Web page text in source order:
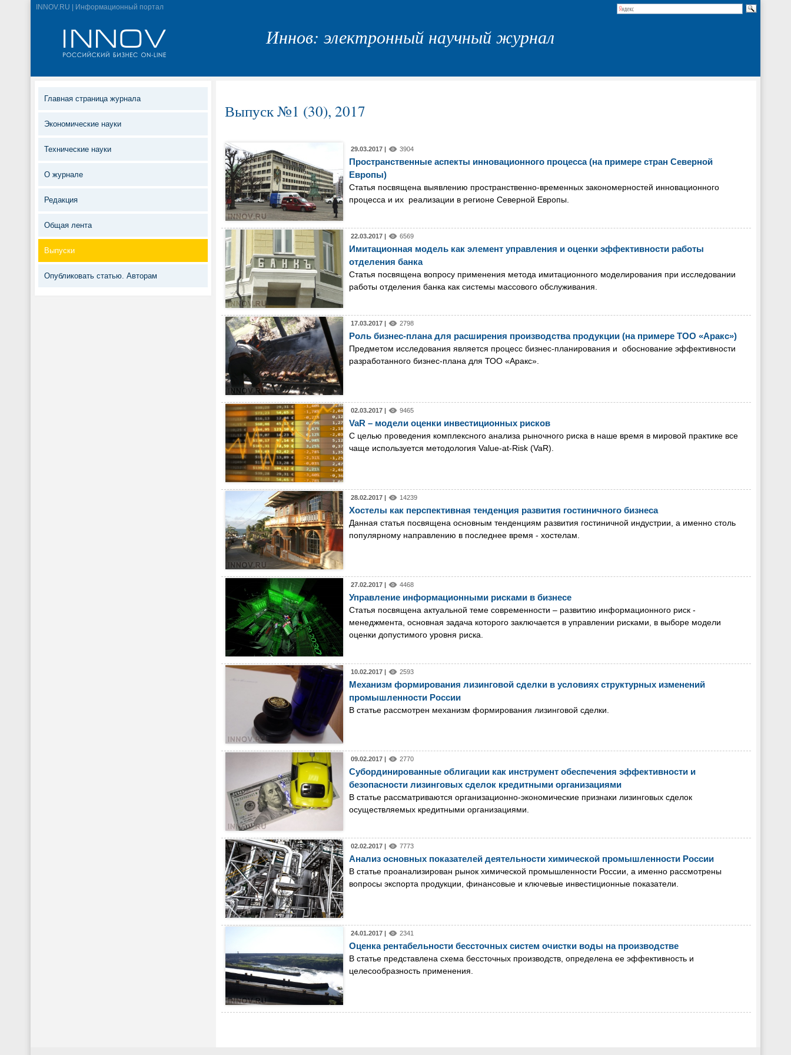
INNOV.RU | Информационный портал
Иннов: электронный научный журнал
Главная страница журнала
Экономические науки
Технические науки
О журнале
Редакция
Общая лента
Выпуски
Опубликовать статью. Авторам
Выпуск №1 (30), 2017
29.03.2017 | 3904
Пространственные аспекты инновационного процесса (на примере стран Северной
Европы)
Статья посвящена выявлению пространственно-временных закономерностей инновационного
процесса и их реализации в регионе Северной Европы.
22.03.2017 | 6569
Имитационная модель как элемент управления и оценки эффективности работы
отделения банка
Статья посвящена вопросу применения метода имитационного моделирования при исследовании
работы отделения банка как системы массового обслуживания.
17.03.2017 | 2798
Роль бизнес-плана для расширения производства продукции (на примере ТОО «Аракс»)
Предметом исследования является процесс бизнес-планирования и обоснование эффективности
разработанного бизнес-плана для ТОО «Аракс».
02.03.2017 | 9465
VaR – модели оценки инвестиционных рисков
С целью проведения комплексного анализа рыночного риска в наше время в мировой практике все
чаще используется методология Value-at-Risk (VaR).
28.02.2017 | 14239
Хостелы как перспективная тенденция развития гостиничного бизнеса
Данная статья посвящена основным тенденциям развития гостиничной индустрии, а именно столь
популярному направлению в последнее время - хостелам.
27.02.2017 | 4468
Управление информационными рисками в бизнесе
Статья посвящена актуальной теме современности – развитию информационного риск -
менеджмента, основная задача которого заключается в управлении рисками, в выборе модели
оценки допустимого уровня риска.
10.02.2017 | 2593
Механизм формирования лизинговой сделки в условиях структурных изменений
промышленности России
В статье рассмотрен механизм формирования лизинговой сделки.
09.02.2017 | 2770
Субординированные облигации как инструмент обеспечения эффективности и
безопасности лизинговых сделок кредитными организациями
В статье рассматриваются организационно-экономические признаки лизинговых сделок
осуществляемых кредитными организациями.
02.02.2017 | 7773
Анализ основных показателей деятельности химической промышленности России
В статье проанализирован рынок химической промышленности России, а именно рассмотрены
вопросы экспорта продукции, финансовые и ключевые инвестиционные показатели.
24.01.2017 | 2341
Оценка рентабельности бессточных систем очистки воды на производстве
В статье представлена схема бессточных производств, определена ее эффективность и
целесообразность применения.